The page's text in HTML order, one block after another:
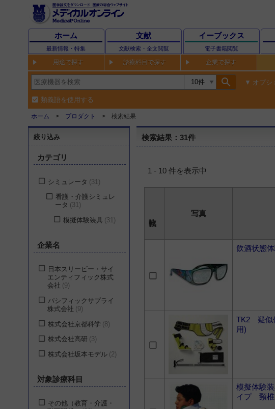
ホーム
最新情報・特集
文献
文献検索・全文閲覧
イーブックス
電子書籍閲覧
用途で探す 診療科目で探す 企業で探す
search オプシ
類義語を使用する
ホーム プロダクト 検索結果
絞り込み
カテゴリ
シミュレータ 31
看護・介護シミュレ
ータ
31
模擬体験装具 31
企業名
日本スリービー・サイ
エンティフィック株式
会社 9
パシフィックサプライ
株式会社 9
株式会社京都科学 8
株式会社高研 3
株式会社坂本モデル 2
対象診療科目
その他（教育・介護・
検索結果：31件
1 - 10 件を表示中
写真
飲酒状態
TK2 疑似
用)
模擬体験
イプ 頸椎